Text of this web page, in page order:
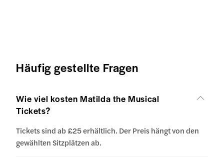
Häufig gestellte Fragen
Wie viel kosten Matilda the Musical
Tickets?
Tickets sind ab £25 erhältlich. Der Preis hängt von den
gewählten Sitzplätzen ab.